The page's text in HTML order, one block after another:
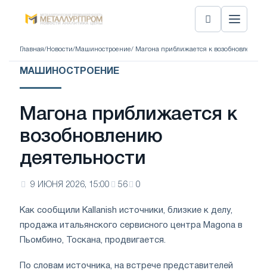
Главная/ Новости/ Машиностроение/ Магона приближается к возобновлению
МАШИНОСТРОЕНИЕ
Магона приближается к
возобновлению
деятельности
9 ИЮНЯ 2026, 15:00 56 0
Как сообщили Kallanish источники, близкие к делу,
продажа итальянского сервисного центра Magona в
Пьомбино, Тоскана, продвигается.
По словам источника, на встрече представителей